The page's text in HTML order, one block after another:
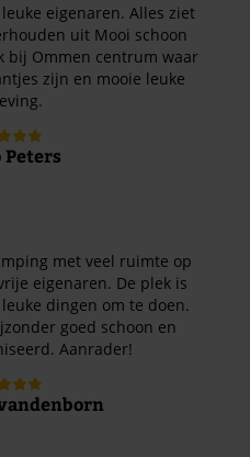
eigenaren. Alles ziet
uit Mooi schoon
bij Ommen centrum waar
zijn en mooie leuke
met veel ruimte op
eigenaren. De plek is
dingen om te doen.
goed schoon en
Aanrader!